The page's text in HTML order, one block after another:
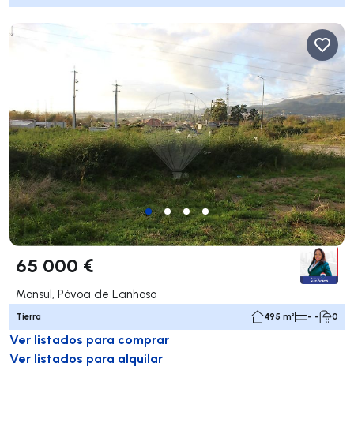
65 000 €
Monsul, Póvoa de Lanhoso
Tierra 495 m² - - 0
Ver listados para comprar
Ver listados para alquilar